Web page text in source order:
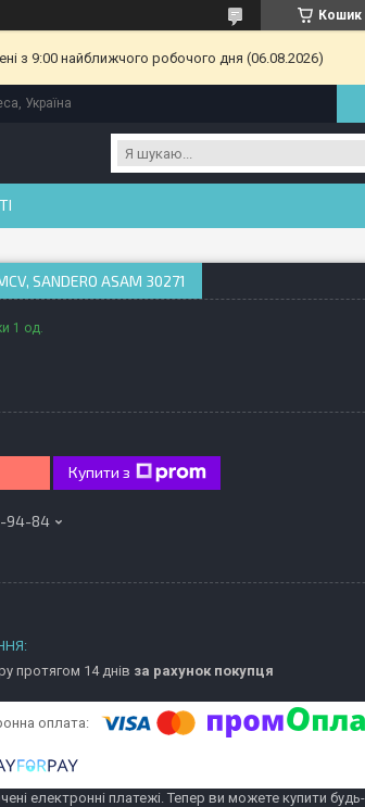
Кошик
з 9:00 найближчого робочого дня (06.08.2026)
Україна
SANDERO ASAM 30271
1 од.
Купити з
94-84
протягом 14 днів за рахунок покупця
електронні платежі. Тепер ви можете купити